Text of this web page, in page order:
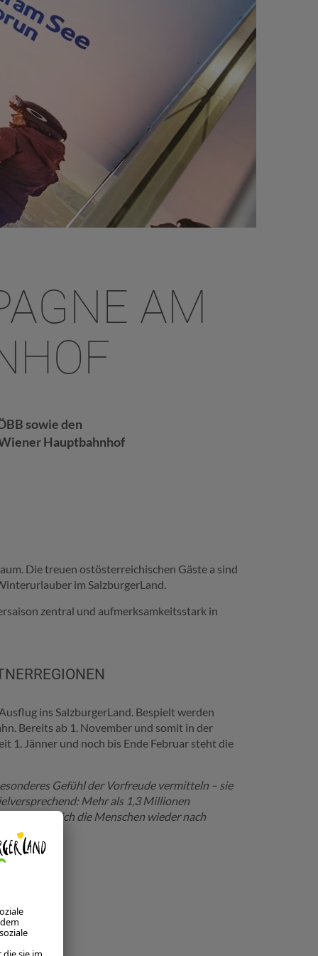
AM
sowie den
Hauptbahnhof
Die treuen ostösterreichischen Gäste a sind
im SalzburgerLand.
zentral und aufmerksamkeitsstark in
ins SalzburgerLand. Bespielt werden
Bereits ab 1. November und somit in der
1. Jänner und noch bis Ende Februar steht die
Gefühl der Vorfreude vermitteln – sie
Mehr als 1,3 Millionen
dass sich die Menschen wieder nach